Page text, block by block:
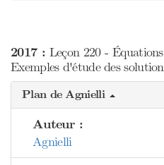
2017 : Leçon 220 -
Exemples d'étude des
Plan de Agnielli
Auteur :
Agnielli